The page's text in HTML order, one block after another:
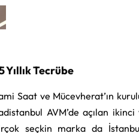
Yıllık Tecrübe
Saat ve Mücevherat’ın
AVM’de açılan
seçkin marka da